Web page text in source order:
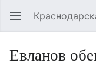
Открыть главное меню
Евланов